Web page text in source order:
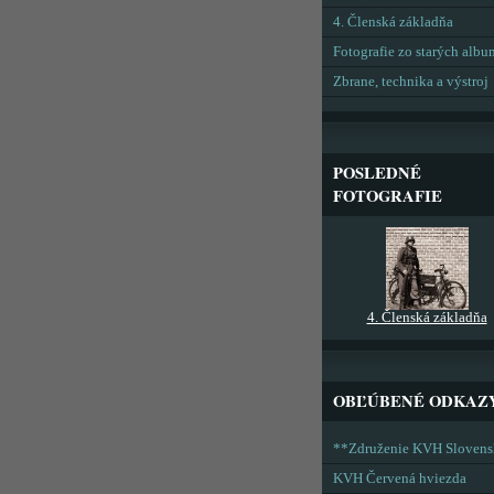
4. Členská základňa
Fotografie zo starých
Zbrane, technika a výstroj
POSLEDNÉ
FOTOGRAFIE
4. Členská základňa
OBĽÚBENÉ
**Združenie KVH
KVH Červená hviezda